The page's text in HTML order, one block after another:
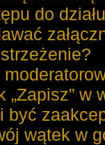
do
„Zapisz”
być
wątek w